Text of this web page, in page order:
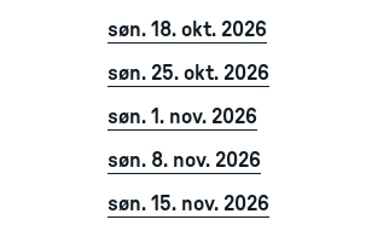
søn. 18. okt. 2026
søn. 25. okt. 2026
søn. 1. nov. 2026
søn. 8. nov. 2026
søn. 15. nov. 2026